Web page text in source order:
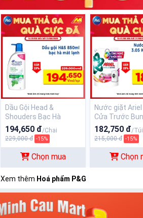
Dầu Gội Head &
Shouders Bạc Hà
850ml
194,650 đ/Chai
229,000 đ -15%
Chọn mua
Nước giặt
Cửa Trước
Đam Mê 3.1l
182,750 đ/Túi
215,000 đ -15%
Chọn
Xem thêm Hoá phẩm P&G